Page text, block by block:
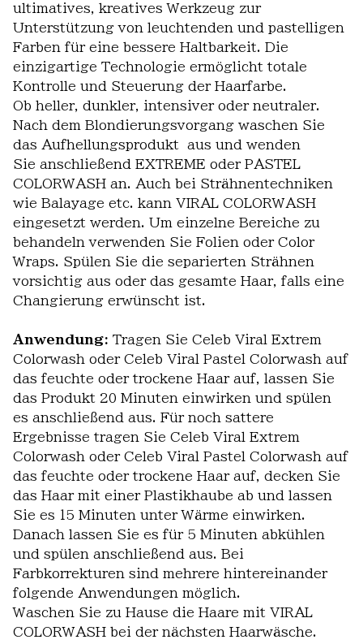
ultimatives, kreatives Werkzeug zur
Unterstützung von leuchtenden und pastelligen
Farben für eine bessere Haltbarkeit. Die
einzigartige Technologie ermöglicht totale
Kontrolle und Steuerung der Haarfarbe.
Ob heller, dunkler, intensiver oder neutraler.
Nach dem Blondierungsvorgang waschen Sie
das Aufhellungsprodukt aus und wenden
Sie anschließend EXTREME oder PASTEL
COLORWASH an. Auch bei Strähnentechniken
wie Balayage etc. kann VIRAL COLORWASH
eingesetzt werden. Um einzelne Bereiche zu
behandeln verwenden Sie Folien oder Color
Wraps. Spülen Sie die separierten Strähnen
vorsichtig aus oder das gesamte Haar, falls eine
Changierung erwünscht ist.
Anwendung: Tragen Sie Celeb Viral Extrem
Colorwash oder Celeb Viral Pastel Colorwash auf
das feuchte oder trockene Haar auf, lassen Sie
das Produkt 20 Minuten einwirken und spülen
es anschließend aus. Für noch sattere
Ergebnisse tragen Sie Celeb Viral Extrem
Colorwash oder Celeb Viral Pastel Colorwash auf
das feuchte oder trockene Haar auf, decken Sie
das Haar mit einer Plastikhaube ab und lassen
Sie es 15 Minuten unter Wärme einwirken.
Danach lassen Sie es für 5 Minuten abkühlen
und spülen anschließend aus. Bei
Farbkorrekturen sind mehrere hintereinander
folgende Anwendungen möglich.
Waschen Sie zu Hause die Haare mit VIRAL
COLORWASH bei der nächsten Haarwäsche.